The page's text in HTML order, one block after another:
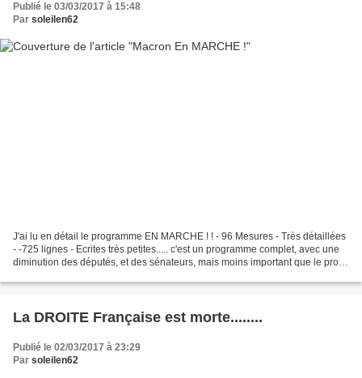
Publié le 03/03/2017 à 15:48
Par soleilen62
J'ai lu en détail le programme EN MARCHE ! ! - 96 Mesures - Très détaillées
- -725 lignes - Ecrites très petites..... c'est un programme complet, avec une
diminution des députés, et des sénateurs, mais moins important que le projet
La DROITE Française est morte........
Publié le 02/03/2017 à 23:29
Par soleilen62